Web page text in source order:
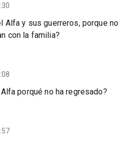
Alfa y sus guerreros, porque no
con la familia?
porqué no ha regresado?